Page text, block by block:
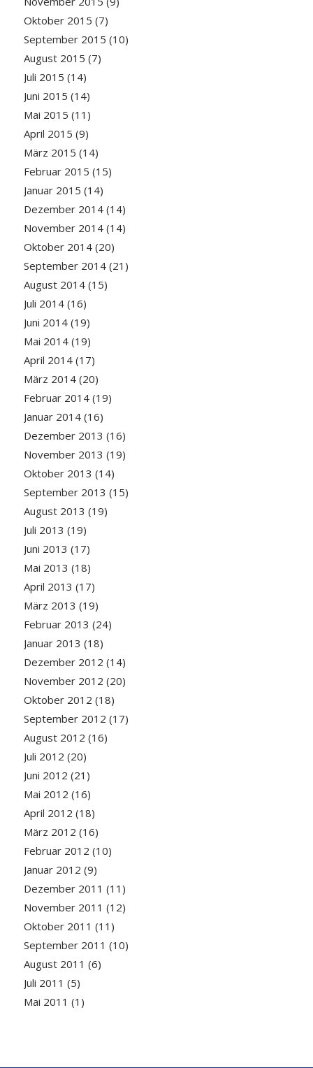
Oktober 2015 (7)
September 2015 (10)
August 2015 (7)
Juli 2015 (14)
Juni 2015 (14)
Mai 2015 (11)
April 2015 (9)
März 2015 (14)
Februar 2015 (15)
Januar 2015 (14)
Dezember 2014(14)
November 2014(14)
Oktober 2014(20)
September 2014(21)
August 2014(15)
Juli 2014(16)
Juni 2014(19)
Mai 2014(19)
April 2014(17)
März 2014(20)
Februar 2014(19)
Januar 2014(16)
Dezember 2013 (16)
November 2013 (19)
Oktober 2013 (14)
September 2013 (15)
August 2013 (19)
Juli 2013 (19)
Juni 2013 (17)
Mai 2013 (18)
April 2013 (17)
März 2013 (19)
Februar 2013 (24)
Januar 2013 (18)
Dezember 2012 (14)
November 2012 (20)
Oktober 2012 (18)
September 2012 (17)
August 2012 (16)
Juli 2012 (20)
Juni 2012 (21)
Mai 2012 (16)
April 2012 (18)
März 2012 (16)
Februar 2012 (10)
Januar 2012 (9)
Dezember 2011 (11)
November 2011 (12)
Oktober 2011 (11)
September 2011 (10)
August 2011 (6)
Juli 2011 (5)
Mai 2011 (1)